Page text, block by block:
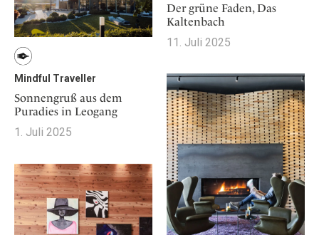
Der grüne Faden, Das
Kaltenbach
11. Juli 2025
Mindful Traveller
Sonnengruß aus dem
Puradies in Leogang
1. Juli 2025